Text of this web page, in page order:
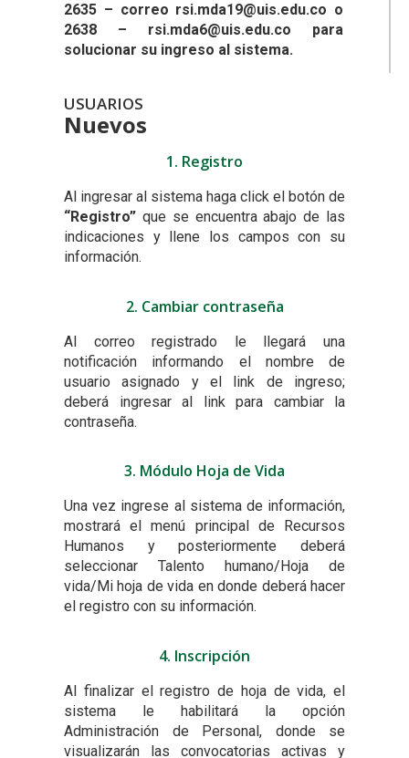
2635 – correo rsi.mda19@uis.edu.co o
2638 – rsi.mda6@uis.edu.co para
solucionar su ingreso al sistema.
USUARIOS
Nuevos
1. Registro
Al ingresar al sistema haga click el botón de
“Registro” que se encuentra abajo de las
indicaciones y llene los campos con su
información.
2. Cambiar contraseña
Al correo registrado le llegará una
notificación informando el nombre de
usuario asignado y el link de ingreso;
deberá ingresar al link para cambiar la
contraseña.
3. Módulo Hoja de Vida
Una vez ingrese al sistema de información,
mostrará el menú principal de Recursos
Humanos y posteriormente deberá
seleccionar Talento humano/Hoja de
vida/Mi hoja de vida en donde deberá hacer
el registro con su información.
4. Inscripción
Al finalizar el registro de hoja de vida, el
sistema le habilitará la opción
Administración de Personal, donde se
visualizarán las convocatorias activas y